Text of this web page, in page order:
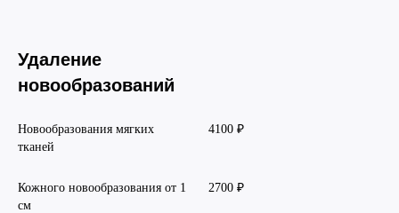
Удаление
новообразований
Новообразования мягких
тканей
4100 ₽
Кожного новообразования от 1
см
2700 ₽